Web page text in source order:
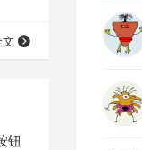
钮